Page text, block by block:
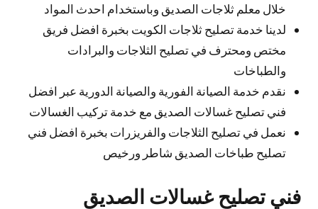
خلال معلم ثلاجات الصديق وباستخدام احدث المواد
لدينا خدمة تصليح ثلاجات الكويت بخبرة افضل فريق
مختص ومحترف في تصليح الثلاجات والبرادات
والطباخات
نقدم خدمة الصيانة الفورية والصيانة الدورية عبر افضل
فني تصليح غسالات الصديق مع خدمة تركيب الغسالات
نعمل في تصليح الثلاجات والفريزرات بخبرة افضل فني
تصليح طباخات الصديق شاطر ورخيص
فني تصليح غسالات الصديق